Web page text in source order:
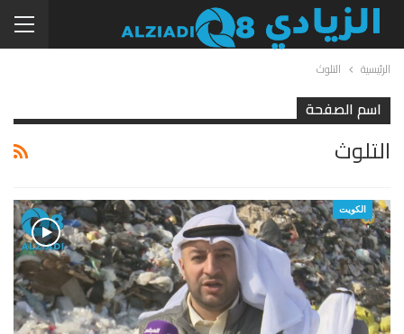
الرئيسية التلوث
اسم الصفحة
التلوث
الكويت